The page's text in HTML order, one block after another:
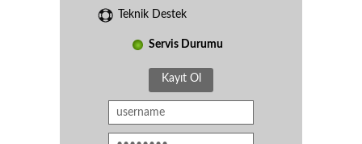
Teknik Destek
Servis Durumu
Kayıt Ol